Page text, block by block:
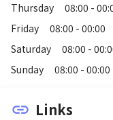
Thursday
08:00 -
Friday
08:00 - 00:00
Saturday
08:00 -
Sunday
08:00 - 00:00
link Links